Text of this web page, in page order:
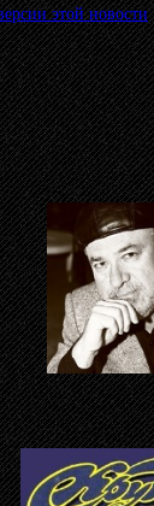
этой новости.